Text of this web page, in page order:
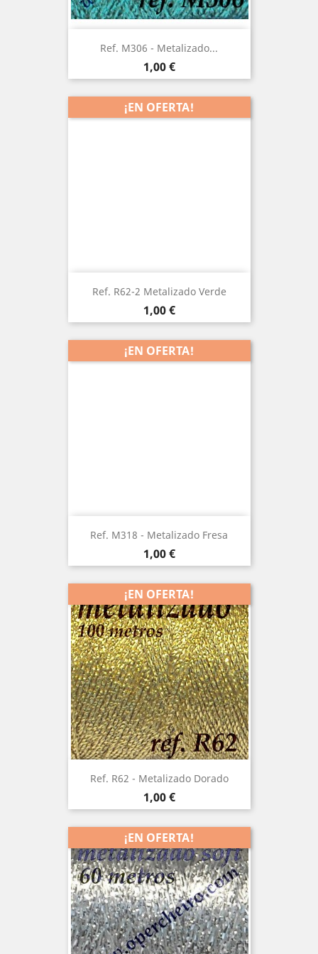
Ref. M306 - Metalizado...
Precio
1,00 €
Ref. R62-2 Metalizado Verde
Precio
1,00 €
¡EN OFERTA!
Ref. M318 - Metalizado Fresa
Precio
1,00 €
¡EN OFERTA!
Ref. R62 - Metalizado Dorado
Precio
1,00 €
¡EN OFERTA!
¡EN OFERTA!